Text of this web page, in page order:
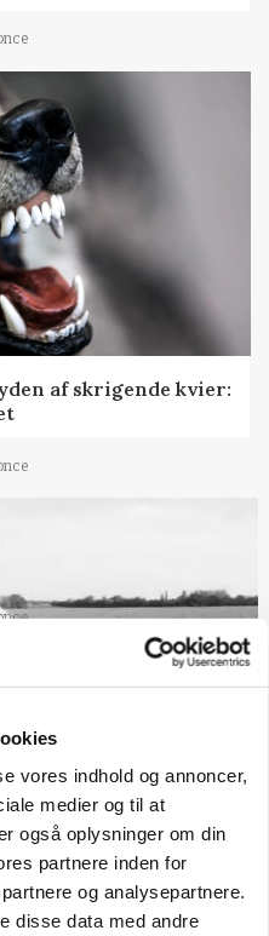
vores indhold og annoncer,
medier og til at
også oplysninger om din
partnere inden for
og analysepartnere.
disse data med andre
af skrigende kvier:
et røgslør om